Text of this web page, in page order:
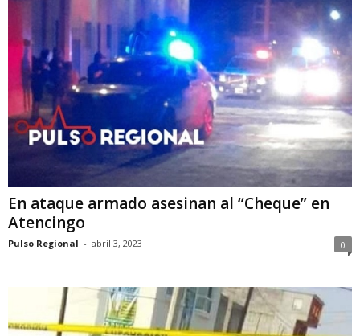
En ataque armado asesinan al “Cheque” en
Atencingo
Pulso Regional - abril 3, 2023 0